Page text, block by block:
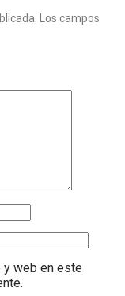
Los campos
y web en este